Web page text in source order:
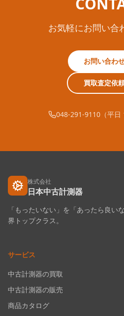
お気軽にお問い合
お問い合わ
買取査定依
048-291-9110（平日
株式会社
日本中古計測器
「もったいない」を「あったら良い
界トップクラス。
サービス
中古計測器の買取
中古計測器の販売
商品カタログ